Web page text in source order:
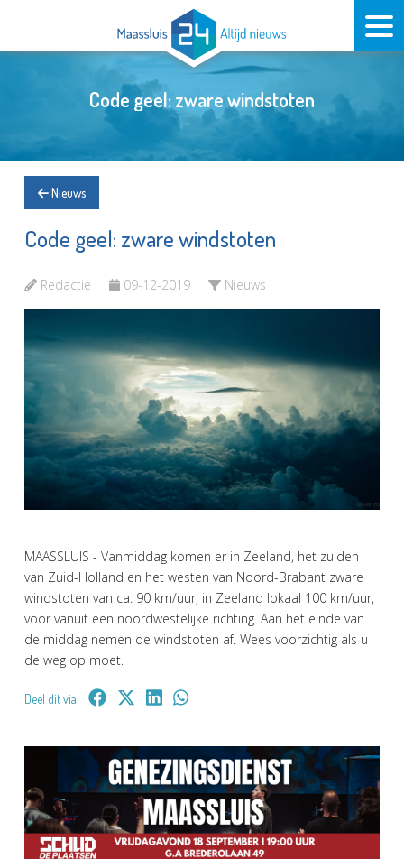
Code geel: zware windstoten
Nieuws
Code geel: zware windstoten
Redactie 09-12-2019 Nieuws
MAASSLUIS - Vanmiddag komen er in Zeeland, het zuiden
van Zuid-Holland en het westen van Noord-Brabant zware
windstoten van ca. 90 km/uur, in Zeeland lokaal 100 km/uur,
voor vanuit een noordwestelijke richting. Aan het einde van
de middag nemen de windstoten af. Wees voorzichtig als u
de weg op moet.
Deel dit via: